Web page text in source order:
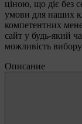
ціною, що діє без
умови для наших
компетентних
сайт у будь-який
можливість
Описание